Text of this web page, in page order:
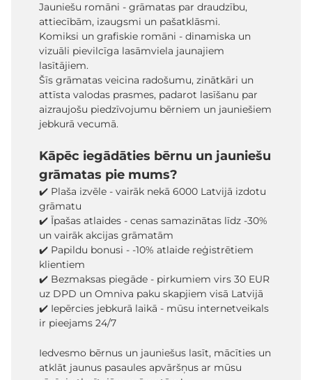
Jauniešu romāni - grāmatas par draudzību,
attiecībām, izaugsmi un pašatklāsmi.
Komiksi un grafiskie romāni - dinamiska un
vizuāli pievilcīga lasāmviela jaunajiem
lasītājiem.
Šīs grāmatas veicina radošumu, zinātkāri un
attīsta valodas prasmes, padarot lasīšanu par
aizraujošu piedzīvojumu bērniem un jauniešiem
jebkurā vecumā.
Kāpēc iegādāties bērnu un jauniešu
grāmatas pie mums?
✔️ Plaša izvēle - vairāk nekā 6000 Latvijā izdotu
grāmatu
✔️ Īpašas atlaides - cenas samazinātas līdz -30%
un vairāk akcijas grāmatām
✔️ Papildu bonusi - -10% atlaide reģistrētiem
klientiem
✔️ Bezmaksas piegāde - pirkumiem virs 30 EUR
uz DPD un Omniva paku skapjiem visā Latvijā
✔️ Iepērcies jebkurā laikā - mūsu internetveikals
ir pieejams 24/7
Iedvesmo bērnus un jauniešus lasīt, mācīties un
atklāt jaunus pasaules apvāršņus ar mūsu